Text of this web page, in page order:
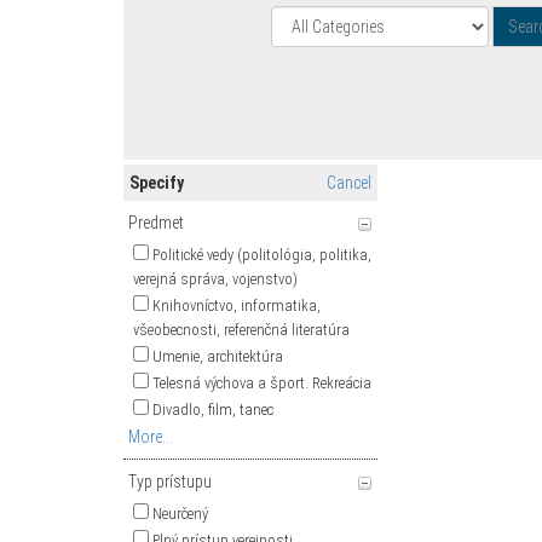
Specify Cancel
Predmet
Politické vedy (politológia, politika,
verejná správa, vojenstvo)
Knihovníctvo, informatika,
všeobecnosti, referenčná literatúra
Umenie, architektúra
Telesná výchova a šport. Rekreácia
Divadlo, film, tanec
More...
Typ prístupu
Neurčený